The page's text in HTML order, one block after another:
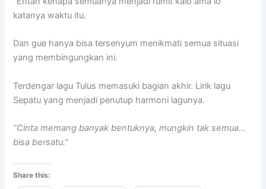
katanya waktu itu.
Dan gue hanya bisa tersenyum menikmati semua situasi
yang membingungkan ini.
Terdengar lagu Tulus memasuki bagian akhir. Lirik lagu
Sepatu yang menjadi penutup harmoni lagunya.
“Cinta memang banyak bentuknya, mungkin tak semua…
bisa bersatu.”
Share this: